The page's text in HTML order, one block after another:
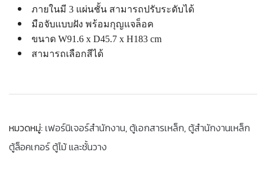
ภายในมี 3 แผ่นชั้น สามารถปรับระดับได้
มือจับแบบฝัง พร้อมกุญแจล็อค
ขนาด W91.6 x D45.7 x H183 cm
สามารถเลือกสีได้
หมวดหมู่: เฟอร์นิเจอร์สำนักงาน,ตู้เอกสารเหล็ก,ตู้สำนักงานเหล็ก
ตู้ล็อคเกอร์ ตู้ไม้ และชั้นวาง